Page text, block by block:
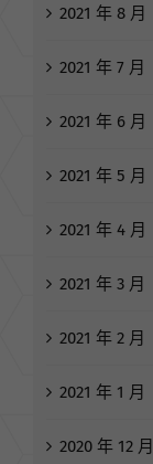
2021 年 8 月
2021 年 7 月
2021 年 6 月
2021 年 5 月
2021 年 4 月
2021 年 3 月
2021 年 2 月
2021 年 1 月
2020 年 12 月